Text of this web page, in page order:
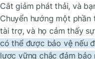
Cắt giảm phát thải, và
Chuyển hướng một phần
tài trợ, và họ cảm thấy
có thể được bảo vệ nếu
lược vững chắc đảm